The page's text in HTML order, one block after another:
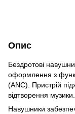
Опис
Бездротові
оформлення з
(ANC). Пристрій
відтворення музики.
Навушники